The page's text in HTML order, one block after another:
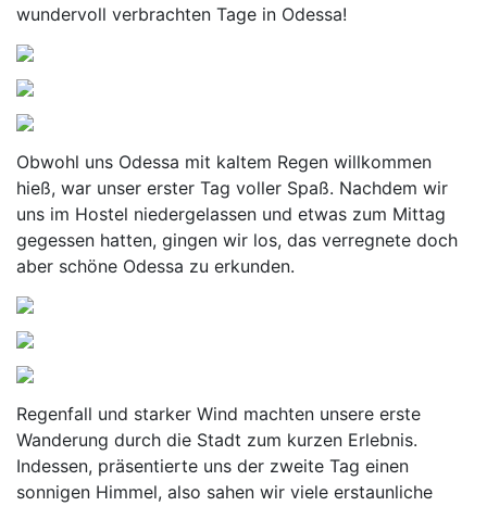
wundervoll verbrachten Tage in Odessa!
Obwohl uns Odessa mit kaltem Regen willkommen
hieß, war unser erster Tag voller Spaß. Nachdem wir
uns im Hostel niedergelassen und etwas zum Mittag
gegessen hatten, gingen wir los, das verregnete doch
aber schöne Odessa zu erkunden.
Regenfall und starker Wind machten unsere erste
Wanderung durch die Stadt zum kurzen Erlebnis.
Indessen, präsentierte uns der zweite Tag einen
sonnigen Himmel, also sahen wir viele erstaunliche